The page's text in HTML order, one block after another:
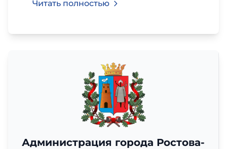
Читать полностью
Администрация города Ростова-